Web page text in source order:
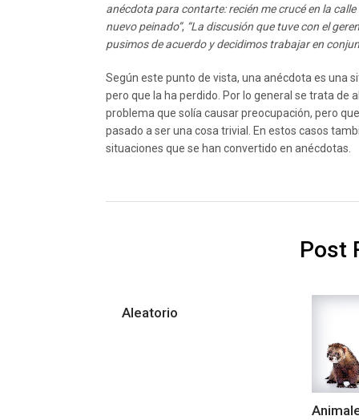
anécdota para contarte: recién me crucé en la
nuevo peinado”, “La discusión que tuve con el
pusimos de acuerdo y decidimos trabajar en
Según este punto de vista, una anécdota es una
pero que la ha perdido. Por lo general se trata de
problema que solía causar preocupación, pero
pasado a ser una cosa trivial. En estos casos
situaciones que se han convertido en anécdotas.
Post
Aleatorio